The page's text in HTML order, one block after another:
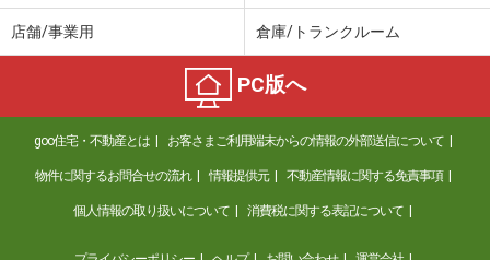
山口県下関市生野町１丁目
5.20万円
住 所
山口県下関市生野町１丁目
専有面積 53.28m²
間取り
3DK
山口県防府市大字大崎
店舗/事業用 倉庫/トランクルーム
PC版へ
goo住宅・不動産とは お客さまご利用端末からの情報の外部送信について
物件に関するお問合せの流れ 情報提供元 不動産情報に関する免責事項
個人情報の取り扱いについて 消費税に関する表記について